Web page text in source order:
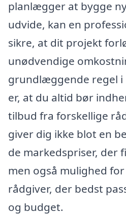
planlægger at bygge
udvide, kan en
sikre, at dit projekt
unødvendige
grundlæggende regel i
er, at du altid bør
tilbud fra forskellige
giver dig ikke blot en
de markedspriser, der
men også mulighed
rådgiver, der bedst
og budget.